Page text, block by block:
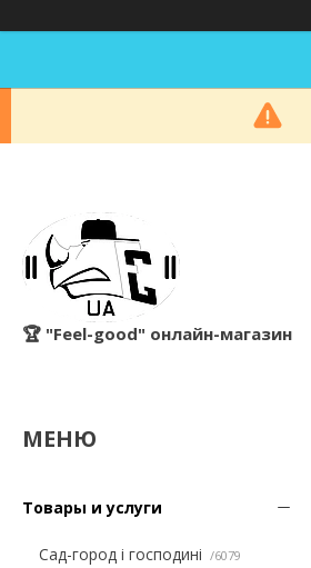
🏆 "Feel-good" онлайн-магазин
Товары и услуги
Сад-город і господині 6079